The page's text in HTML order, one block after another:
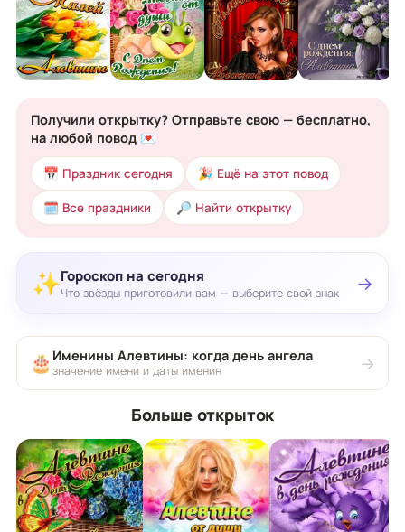
Получили открытку? Отправьте свою — бесплатно,
на любой повод 💌
📅 Праздник сегодня 🎉 Ещё на этот повод
🗓 Все праздники 🔎 Найти открытку
✨Гороскоп на сегодня
Что звёзды приготовили вам — выберите свой знак →
🎂 Именины Алевтины: когда день ангела
значение имени и даты именин →
Больше открыток